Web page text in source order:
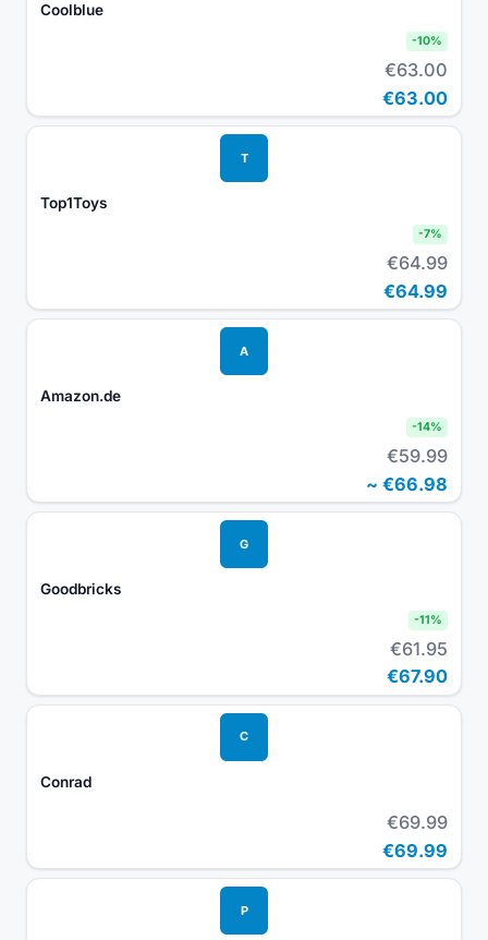
Coolblue
-10%
€63.00
€63.00
T
Top1Toys
-7%
€64.99
€64.99
A
Amazon.de
-14%
€59.99
~ €66.98
G
Goodbricks
-11%
€61.95
€67.90
C
Conrad
€69.99
€69.99
P